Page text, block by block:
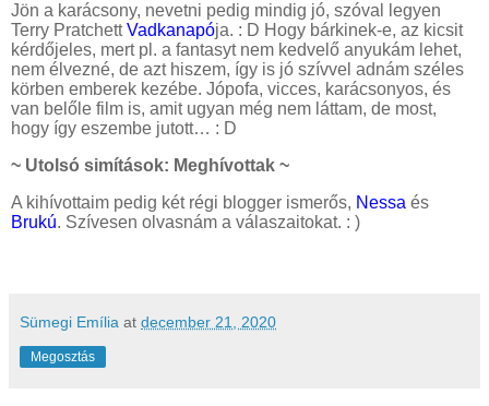
Jön a karácsony, nevetni pedig mindig jó, szóval legyen
Terry PratchettVadkanapója. : D Hogy bárkinek-e, az kicsit
kérdőjeles, mert pl. a fantasyt nem kedvelő anyukám lehet,
nem élvezné, de azt hiszem, így is jó szívvel adnám széles
körben emberek kezébe. Jópofa, vicces, karácsonyos, és
van belőle film is, amit ugyan még nem láttam, de most,
hogy így eszembe jutott… : D
~ Utolsó simítások: Meghívottak ~
A kihívottaim pedig két régi blogger ismerős, Nessa és
Brukú. Szívesen olvasnám a válaszaitokat. : )
Sümegi Emília at december 21, 2020
Megosztás